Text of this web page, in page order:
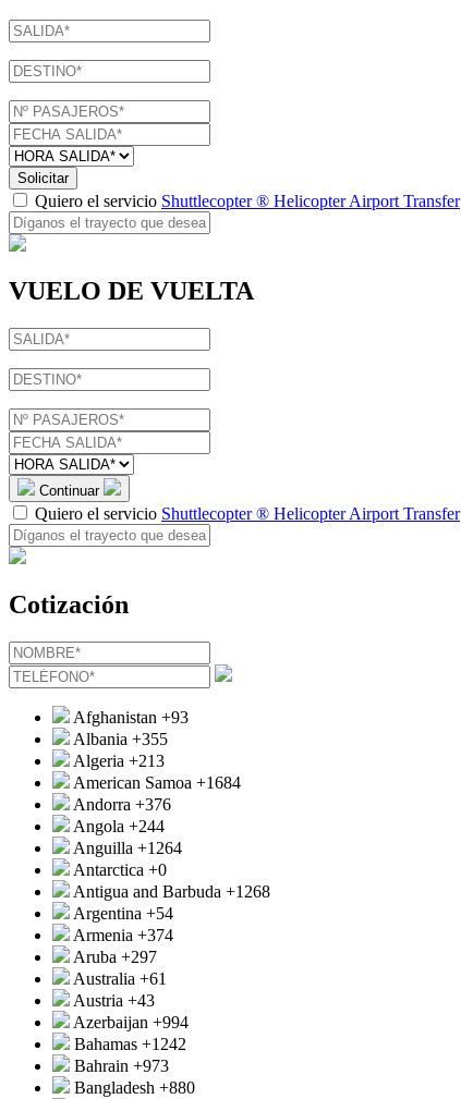
Solicitar
Quiero el servicio Shuttlecopter ® Helicopter Airport Transfer
VUELO DE VUELTA
Continuar
Quiero el servicio Shuttlecopter ® Helicopter Airport Transfer
Cotización
Afghanistan +93
Albania +355
Algeria +213
American Samoa +1684
Andorra +376
Angola +244
Anguilla +1264
Antarctica +0
Antigua and Barbuda +1268
Argentina +54
Armenia +374
Aruba +297
Australia +61
Austria +43
Azerbaijan +994
Bahamas +1242
Bahrain +973
Bangladesh +880